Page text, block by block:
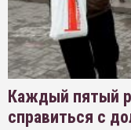
Каждый пятый
справиться с